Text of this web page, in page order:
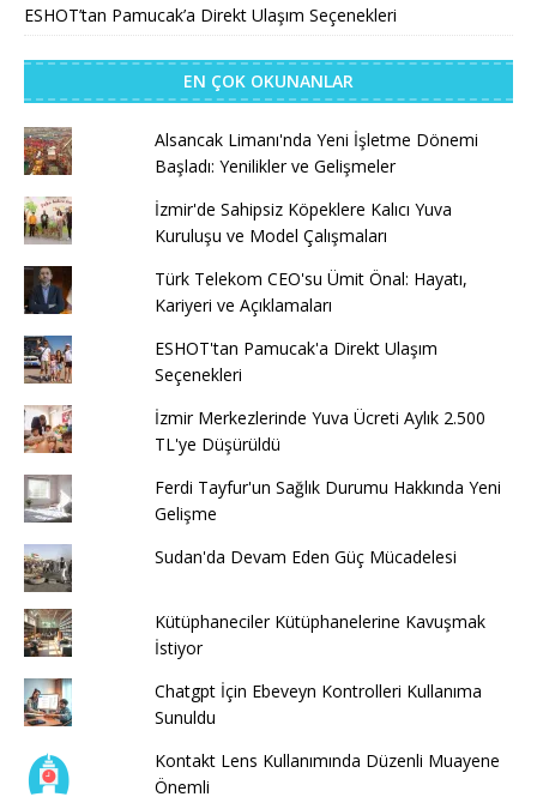
ESHOT’tan Pamucak’a Direkt Ulaşım Seçenekleri
EN ÇOK OKUNANLAR
Alsancak Limanı'nda Yeni İşletme Dönemi
Başladı: Yenilikler ve Gelişmeler
İzmir'de Sahipsiz Köpeklere Kalıcı Yuva
Kuruluşu ve Model Çalışmaları
Türk Telekom CEO'su Ümit Önal: Hayatı,
Kariyeri ve Açıklamaları
ESHOT'tan Pamucak'a Direkt Ulaşım
Seçenekleri
İzmir Merkezlerinde Yuva Ücreti Aylık 2.500
TL'ye Düşürüldü
Ferdi Tayfur'un Sağlık Durumu Hakkında Yeni
Gelişme
Sudan'da Devam Eden Güç Mücadelesi
Kütüphaneciler Kütüphanelerine Kavuşmak
İstiyor
Chatgpt İçin Ebeveyn Kontrolleri Kullanıma
Sunuldu
Kontakt Lens Kullanımında Düzenli Muayene
Önemli